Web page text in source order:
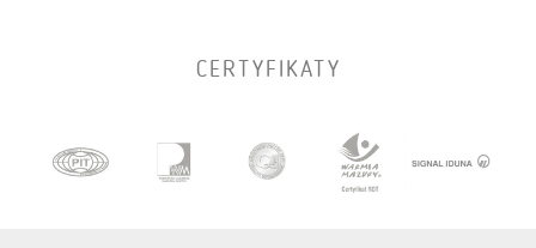
CERTYFIKATY